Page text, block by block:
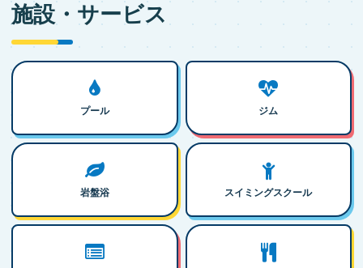
施設・サービス
プール ジム
岩盤浴 スイミングスクール